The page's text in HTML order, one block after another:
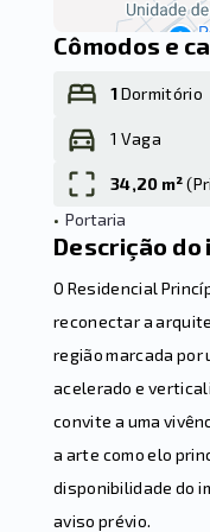
Cômodos e
1Dormitório
1 Vaga
34,20 m²(
• Portaria
Descrição do
O Residencial
reconectar a
região marcada
acelerado e
convite a uma
a arte como elo
disponibilidade do
aviso prévio.